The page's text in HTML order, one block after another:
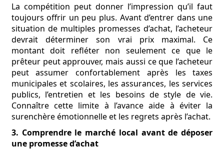
La compétition peut donner l’impression qu’il faut
toujours offrir un peu plus. Avant d’entrer dans une
situation de multiples promesses d’achat, l’acheteur
devrait déterminer son vrai prix maximal. Ce
montant doit refléter non seulement ce que le
prêteur peut approuver, mais aussi ce que l’acheteur
peut assumer confortablement après les taxes
municipales et scolaires, les assurances, les services
publics, l’entretien et les besoins de style de vie.
Connaître cette limite à l’avance aide à éviter la
surenchère émotionnelle et les regrets après l’achat.
3. Comprendre le marché local avant de déposer
une promesse d’achat